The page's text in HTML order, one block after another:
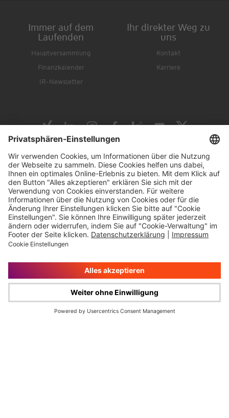
Immer auf dem
Laufenden
Hauptversammlung
Finanzkalender
IR-Newsletter
Ihr direkter Weg zu
uns
Kontakt
Karriere